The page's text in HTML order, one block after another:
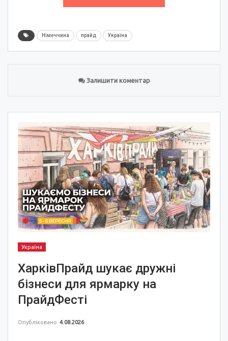
Німеччина прайд Україна
Залишити коментар
Україна
ХарківПрайд шукає дружні
бізнеси для ярмарку на
ПрайдФесті
Опубліковано 4.08.2026